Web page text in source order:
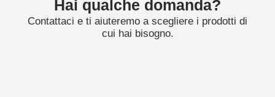
Hai qualche domanda?
Contattaci e ti aiuteremo a scegliere i prodotti di
cui hai bisogno.